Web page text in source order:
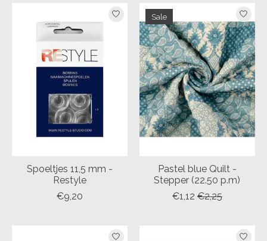
Spoeltjes 11,5 mm -
Restyle
€9,20
Sale
Pastel blue Quilt -
Stepper (22.50 p.m)
€1,12 €2,25